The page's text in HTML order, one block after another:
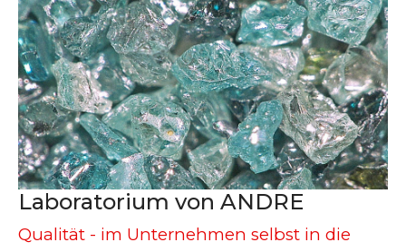
Laboratorium von ANDRE
Qualität - im Unternehmen selbst in die